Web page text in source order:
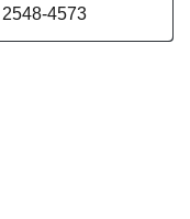
4573